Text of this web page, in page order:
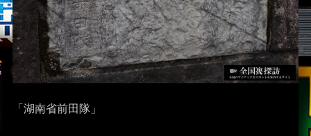
「湖南省前田隊」